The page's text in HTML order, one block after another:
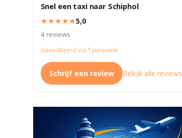
Snel een taxi naar Schiphol
★★★★★5,0
4 reviews
Geverifieerd via Taxireview
Schrijf een review Bekijk alle reviews